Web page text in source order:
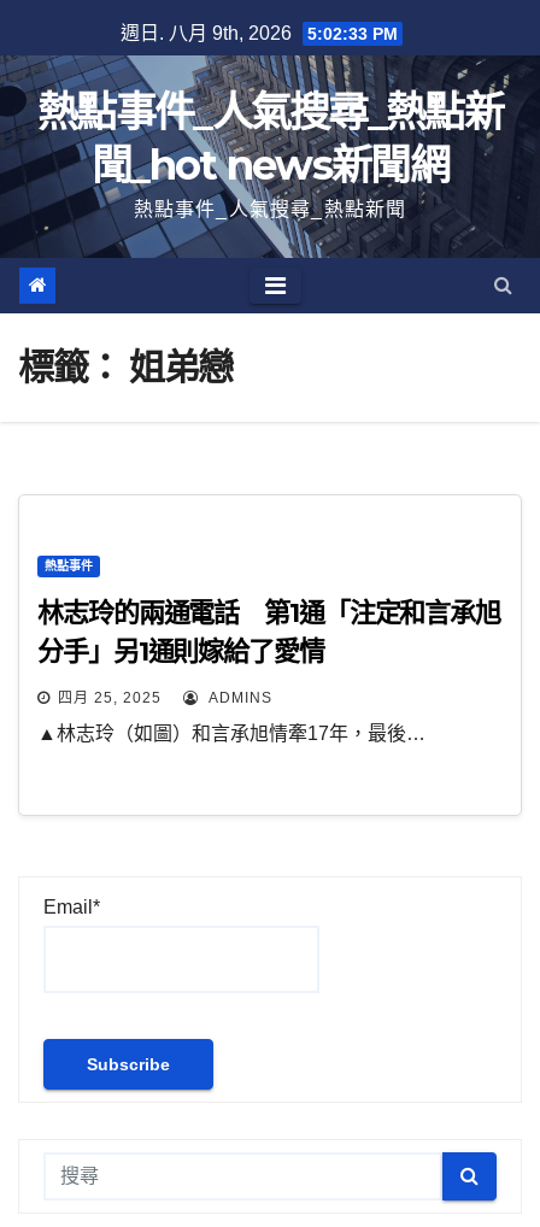
至
內
容
週日. 八月 9th, 2026 5:02:34 PM
熱點事件_人氣搜尋_熱點新
聞_hot news新聞網
熱點事件_人氣搜尋_熱點新聞
標籤： 姐弟戀
熱點事件
林志玲的兩通電話 第1通「注定和言承旭
分手」另1通則嫁給了愛情
四月 25, 2025 ADMINS
▲林志玲（如圖）和言承旭情牽17年，最後…
Email*